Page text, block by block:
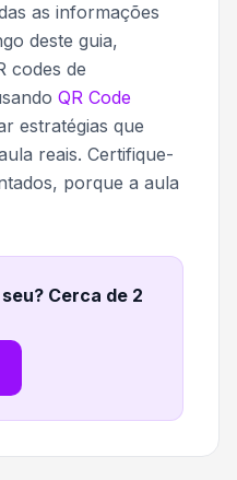
as informações
deste guia,
codes de
QR Code
estratégias que
reais. Certifique-
porque a aula
Cerca de 2